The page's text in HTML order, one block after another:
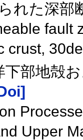
れた深部
fault
crust,
下部地殻
Upper